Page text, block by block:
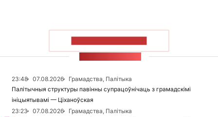
23:48 07.08.2026
Грамадства, Палітыка
Палітычныя структуры павінны супрацоўнічаць з грамадскімі
ініцыятывамі — Ціханоўская
23:23
07.08.2026
Грамадства, Палітыка